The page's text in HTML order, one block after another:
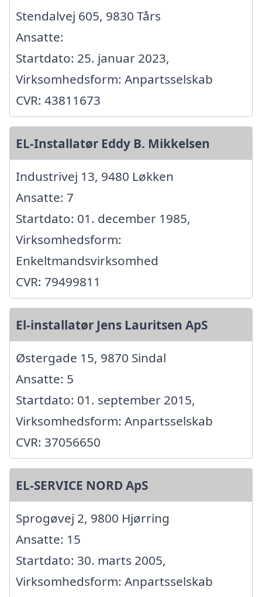
Stendalvej 605, 9830 Tårs
Ansatte:
Startdato: 25. januar 2023,
Virksomhedsform: Anpartsselskab
CVR: 43811673
EL-Installatør Eddy B. Mikkelsen
Industrivej 13, 9480 Løkken
Ansatte: 7
Startdato: 01. december 1985,
Virksomhedsform:
Enkeltmandsvirksomhed
CVR: 79499811
El-installatør Jens Lauritsen ApS
Østergade 15, 9870 Sindal
Ansatte: 5
Startdato: 01. september 2015,
Virksomhedsform: Anpartsselskab
CVR: 37056650
EL-SERVICE NORD ApS
Sprogøvej 2, 9800 Hjørring
Ansatte: 15
Startdato: 30. marts 2005,
Virksomhedsform: Anpartsselskab